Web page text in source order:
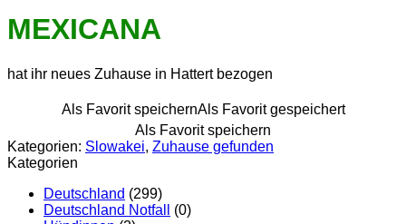
MEXICANA
hat ihr neues Zuhause in Hattert bezogen
Als Favorit speichernAls Favorit gespeichert
Als Favorit speichern
Kategorien: Slowakei, Zuhause gefunden
Kategorien
Deutschland (299)
Deutschland Notfall
(0)